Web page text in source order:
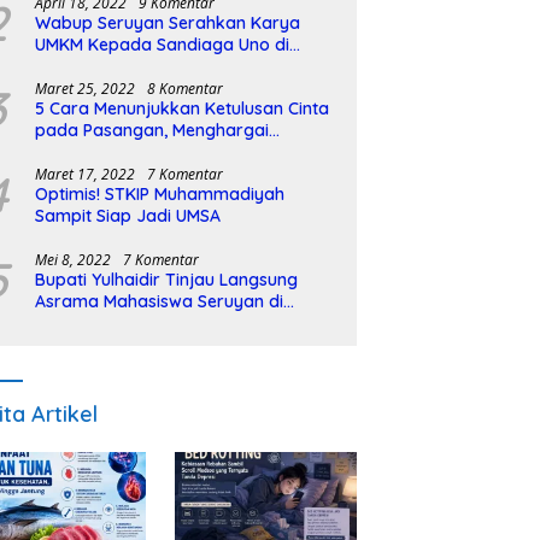
Wabup Seruyan Serahkan Karya
UMKM Kepada Sandiaga Uno di
Maret 25, 2022 8 Komentar
5 Cara Menunjukkan Ketulusan Cinta
pada Pasangan, Menghargai
Maret 17, 2022 7 Komentar
Optimis! STKIP Muhammadiyah
Sampit Siap Jadi UMSA
Mei 8, 2022 7 Komentar
Bupati Yulhaidir Tinjau Langsung
Asrama Mahasiswa Seruyan di
Artikel